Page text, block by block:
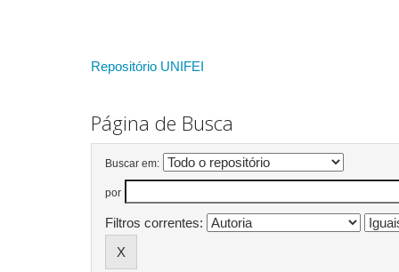
Repositório UNIFEI
Página de Busca
Buscar em:
por
Filtros correntes: